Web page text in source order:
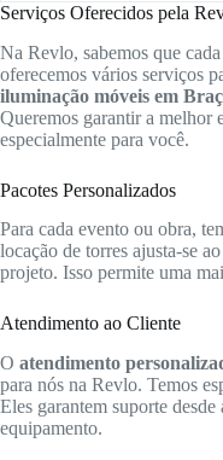
Serviços Oferecidos pela
Na Revlo, sabemos que
oferecemos vários serviços
iluminação móveis em
Queremos garantir a melhor
especialmente para você.
Pacotes Personalizados
Para cada evento ou obra,
locação de torres ajusta-se
projeto. Isso permite uma
Atendimento ao Cliente
O atendimento
para nós na Revlo. Temos
Eles garantem suporte
equipamento.